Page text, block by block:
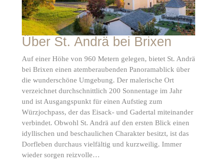
Über St. Andrä bei Brixen
Auf einer Höhe von 960 Metern gelegen, bietet St. Andrä
bei Brixen einen atemberaubenden Panoramablick über
die wunderschöne Umgebung. Der malerische Ort
verzeichnet durchschnittlich 200 Sonnentage im Jahr
und ist Ausgangspunkt für einen Aufstieg zum
Würzjochpass, der das Eisack- und Gadertal miteinander
verbindet. Obwohl St. Andrä auf den ersten Blick einen
idyllischen und beschaulichen Charakter besitzt, ist das
Dorfleben durchaus vielfältig und kurzweilig. Immer
wieder sorgen reizvolle…